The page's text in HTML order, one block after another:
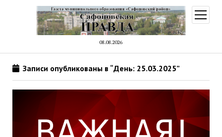
08.08.2026
меню
Записи опубликованы в “День: 25.03.2025”